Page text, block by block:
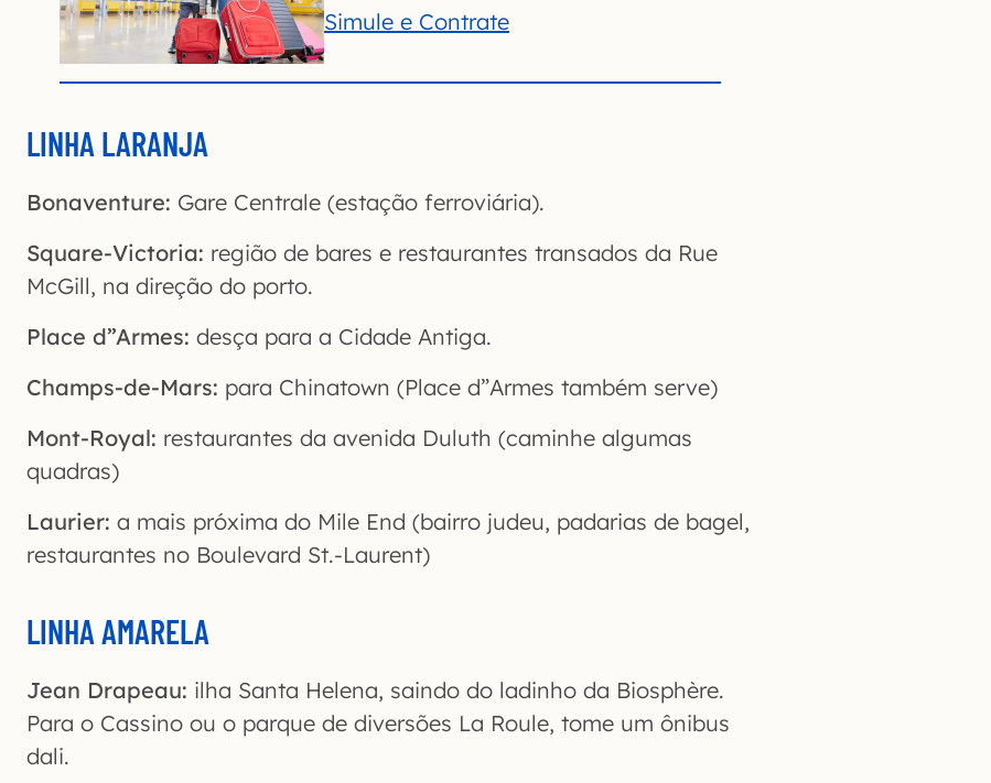
Simule e Contrate
LINHA LARANJA
Bonaventure: Gare Centrale (estação ferroviária).
Square-Victoria: região de bares e restaurantes transados da Rue
McGill, na direção do porto.
Place d”Armes: desça para a Cidade Antiga.
Champs-de-Mars: para Chinatown (Place d”Armes também serve)
Mont-Royal: restaurantes da avenida Duluth (caminhe algumas
quadras)
Laurier: a mais próxima do Mile End (bairro judeu, padarias de bagel,
restaurantes no Boulevard St.-Laurent)
LINHA AMARELA
Jean Drapeau: ilha Santa Helena, saindo do ladinho da Biosphère.
Para o Cassino ou o parque de diversões La Roule, tome um ônibus
dali.